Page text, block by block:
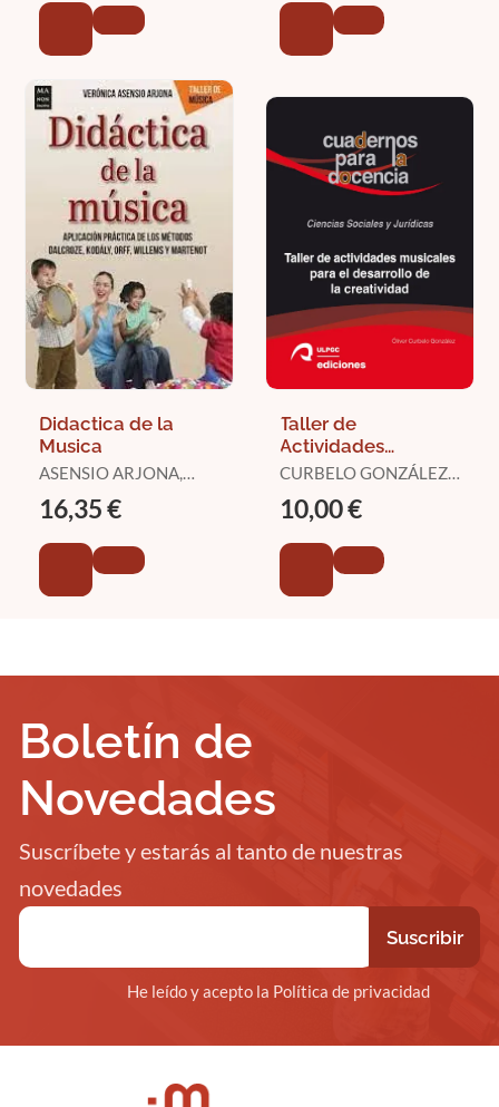
Escuela Infantil
Didactica de la
Musica
ASENSIO ARJONA,
16,35 €
Taller de
Actividades
Musicales para el
Creatividad
CURBELO GONZÁLEZ,
10,00 €
Boletín de
Novedades
Suscríbete y estarás al tanto de nuestras
novedades
He leído y acepto la Política de privacidad